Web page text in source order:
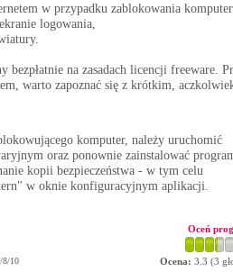
w przypadku zablokowania
logowania,
bezpłatnie na zasadach licencji freeware.
warto zapoznać się z krótkim,
komputer, należy uruchomić
oraz ponownie zainstalować
kopii bezpieczeństwa - w tym celu
w oknie konfiguracyjnym aplikacji.
8/10
Oceń
Ocena: 3.3 (3